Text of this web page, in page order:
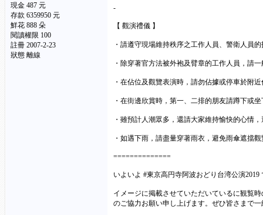
現金 487 元
存款 6359950 元
鮮花 888 朵
閱讀權限 100
註冊 2007-2-23
狀態 離線
-
【 觀演禮儀 】
・請遵守現場維持秩序之工作人員、警衛人員
・除穿著官方法被外袍及臂章的工作人員，請
・在佔位及觀覽表演時，請勿佔據或停車於附
・在街邊欣賞時，第一、二排的朋友請蹲下或
・雖預計人潮眾多，還請大家維持愉快的心情
・如遇下雨，請盡量穿著雨衣，避免雨傘遮擋
==============
いよいよ #東京高円寺阿波おどり台湾公演2019
イメージに掲載させていただいているに観覧
のご協力お願い申し上げます。ぜひ皆さまで